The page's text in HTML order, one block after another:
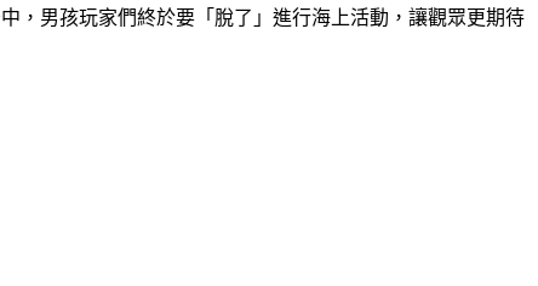
，男孩玩家們終於要「脫了」進行海上活動，讓觀眾更期待